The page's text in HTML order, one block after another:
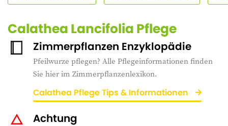
Calathea Lancifolia Pflege
Zimmerpflanzen Enzyklopädie
Pfeilwurze pflegen? Alle Pflegeinformationen finden
Sie hier im Zimmerpflanzenlexikon.
Calathea Pflege Tips & Informationen
Achtung